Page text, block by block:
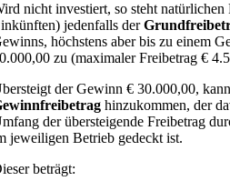
nicht investiert, so steht natürlichen
jedenfalls der
höchstens aber bis zu einem
zu (maximaler Freibetrag €
der Gewinn € 30.000,00,
hinzukommen, der
der übersteigende Freibetrag
jeweiligen Betrieb gedeckt ist.
beträgt: